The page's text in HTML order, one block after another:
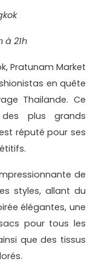
à 21h
Pratunam Market
en quête
Thailande. Ce
plus grands
réputé pour ses
de
styles, allant du
élégantes, une
pour tous les
que des tissus